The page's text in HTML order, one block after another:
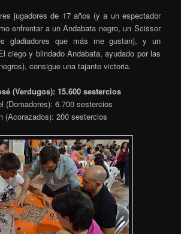
jugadores de 17 años (y a un espectador
enfrentar a un Andabata negro, un Scissor
gladiadores que más me gustan), y un
ciego y blindado Andabata, ayudado por las
consigue una tajante victoria.
(Verdugos): 15.600 sestercios
(Domadores): 6.700 sestercios
(Acorazados): 200 sestercios